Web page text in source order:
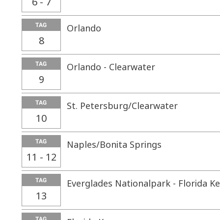
TAG
8
Orlando
TAG
9
Orlando - Clearwater
TAG
10
St. Petersburg/Clearwater
TAG
11 - 12
Naples/Bonita Springs
TAG
13
Everglades Nationalpark - Florida